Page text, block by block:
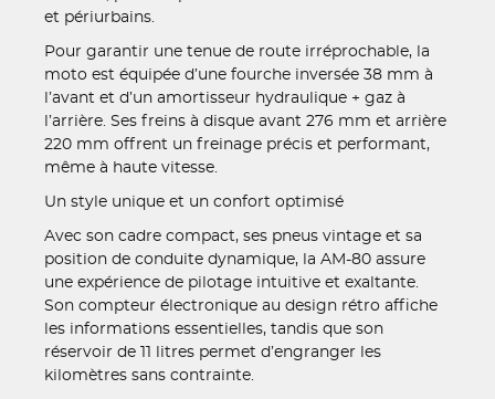
et périurbains.
Pour garantir une tenue de route irréprochable, la
moto est équipée d’une fourche inversée 38 mm à
l’avant et d’un amortisseur hydraulique + gaz à
l’arrière. Ses freins à disque avant 276 mm et arrière
220 mm offrent un freinage précis et performant,
même à haute vitesse.
Un style unique et un confort optimisé
Avec son cadre compact, ses pneus vintage et sa
position de conduite dynamique, la AM-80 assure
une expérience de pilotage intuitive et exaltante.
Son compteur électronique au design rétro affiche
les informations essentielles, tandis que son
réservoir de 11 litres permet d’engranger les
kilomètres sans contrainte.